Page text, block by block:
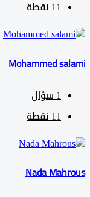
نقطة
Mohammed
سؤال
نقطة
Nada